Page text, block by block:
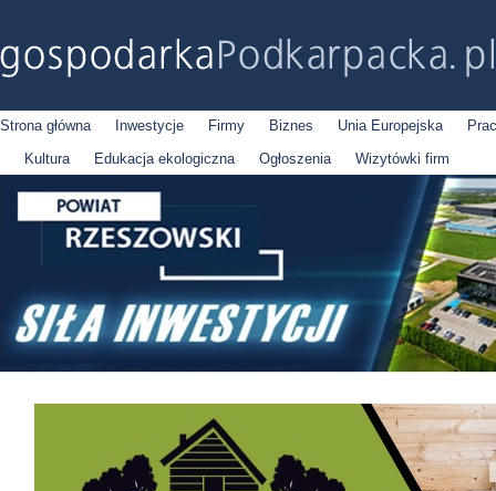
Strona główna Inwestycje Firmy Biznes Unia Europejska
Kultura
Edukacja ekologiczna Ogłoszenia Wizytówki firm